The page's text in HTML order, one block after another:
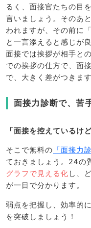
るく、面接官たちの目
言いましょう。そのあ
われますが、その前に
と一言添えると感じが
面接では挨拶が相手と
での挨拶の仕方で、面
で、大きく差がつきます
面接力診断で、苦
「面接を控えているけ
そこで無料の 「面接力
ておきましょう。24の
グラフで見える化 し、
が一目で分かります。
弱点を把握し、効率的
を突破しましょう！